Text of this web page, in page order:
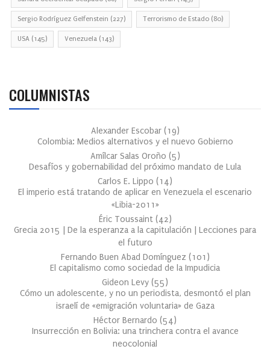
Sergio Rodríguez Gelfenstein (227) Terrorismo de Estado (80)
USA (145) Venezuela (143)
COLUMNISTAS
Alexander Escobar (19)
Colombia: Medios alternativos y el nuevo Gobierno
Amílcar Salas Oroño (5)
Desafíos y gobernabilidad del próximo mandato de Lula
Carlos E. Lippo (14)
El imperio está tratando de aplicar en Venezuela el escenario
«Libia-2011»
Éric Toussaint (42)
Grecia 2015 | De la esperanza a la capitulación | Lecciones para
el futuro
Fernando Buen Abad Domínguez (101 )
El capitalismo como sociedad de la Impudicia
Gideon Levy (55)
Cómo un adolescente, y no un periodista, desmontó el plan
israelí de «emigración voluntaria» de Gaza
Héctor Bernardo (54)
Insurrección en Bolivia: una trinchera contra el avance
neocolonial